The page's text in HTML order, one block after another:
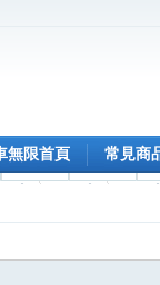
無限首頁 常見商